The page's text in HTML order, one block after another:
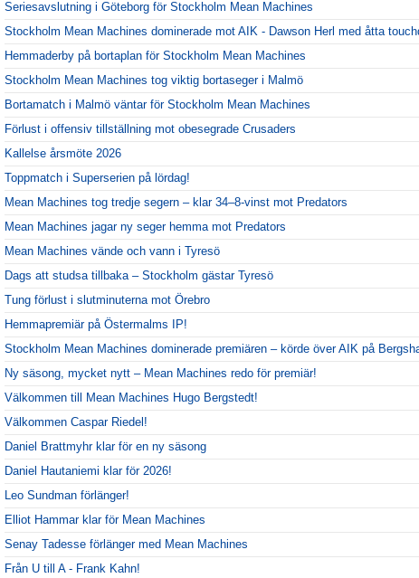
Seriesavslutning i Göteborg för Stockholm Mean Machines
Stockholm Mean Machines dominerade mot AIK - Dawson Herl med åtta
Hemmaderby på bortaplan för Stockholm Mean Machines
Stockholm Mean Machines tog viktig bortaseger i Malmö
Bortamatch i Malmö väntar för Stockholm Mean Machines
Förlust i offensiv tillställning mot obesegrade Crusaders
Kallelse årsmöte 2026
Toppmatch i Superserien på lördag!
Mean Machines tog tredje segern – klar 34–8-vinst mot Predators
Mean Machines jagar ny seger hemma mot Predators
Mean Machines vände och vann i Tyresö
Dags att studsa tillbaka – Stockholm gästar Tyresö
Tung förlust i slutminuterna mot Örebro
Hemmapremiär på Östermalms IP!
Stockholm Mean Machines dominerade premiären – körde över AIK på
Ny säsong, mycket nytt – Mean Machines redo för premiär!
Välkommen till Mean Machines Hugo Bergstedt!
Välkommen Caspar Riedel!
Daniel Brattmyhr klar för en ny säsong
Daniel Hautaniemi klar för 2026!
Leo Sundman förlänger!
Elliot Hammar klar för Mean Machines
Senay Tadesse förlänger med Mean Machines
Från U till A - Frank Kahn!